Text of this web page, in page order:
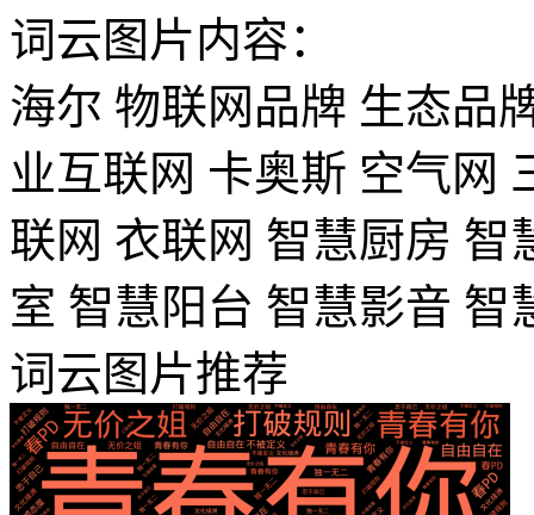
词云图片内容：
海尔 物联网品牌 生态品
业互联网 卡奥斯 空气网
联网 衣联网 智慧厨房 智
室 智慧阳台 智慧影音 智
词云图片推荐